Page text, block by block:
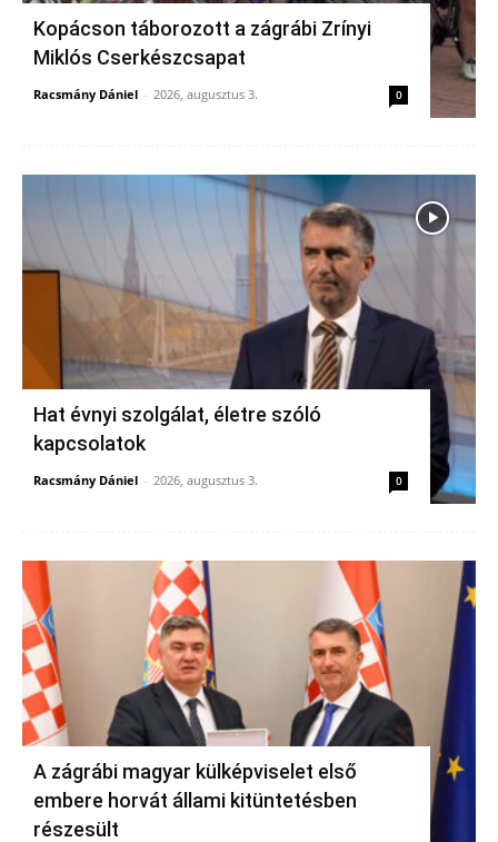
Kopácson táborozott a zágrábi Zrínyi
Miklós Cserkészcsapat
Racsmány Dániel - 2026, augusztus 3. 0
Hat évnyi szolgálat, életre szóló
kapcsolatok
Racsmány Dániel - 2026, augusztus 3. 0
A zágrábi magyar külképviselet első
embere horvát állami kitüntetésben
részesült